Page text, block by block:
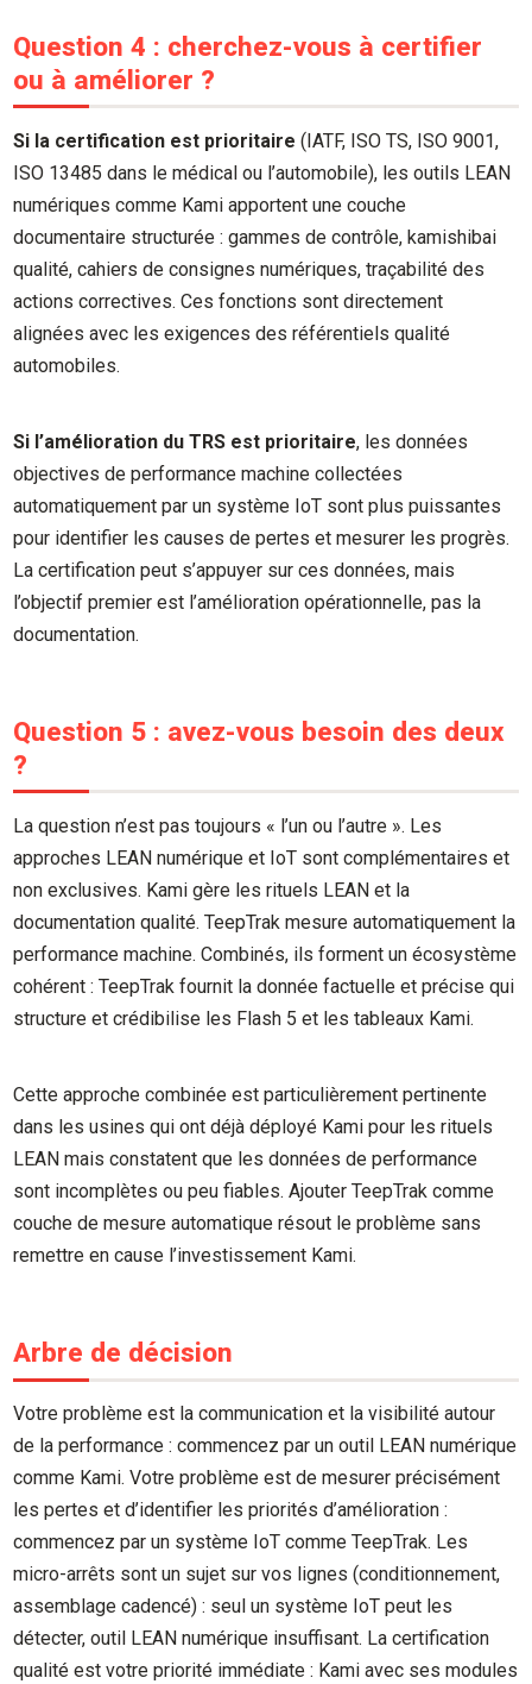
Question 4 : cherchez-vous à certifier
ou à améliorer ?
Si la certification est prioritaire (IATF, ISO TS, ISO 9001,
ISO 13485 dans le médical ou l’automobile), les outils LEAN
numériques comme Kami apportent une couche
documentaire structurée : gammes de contrôle, kamishibai
qualité, cahiers de consignes numériques, traçabilité des
actions correctives. Ces fonctions sont directement
alignées avec les exigences des référentiels qualité
automobiles.
Si l’amélioration du TRS est prioritaire, les données
objectives de performance machine collectées
automatiquement par un système IoT sont plus puissantes
pour identifier les causes de pertes et mesurer les progrès.
La certification peut s’appuyer sur ces données, mais
l’objectif premier est l’amélioration opérationnelle, pas la
documentation.
Question 5 : avez-vous besoin des deux
?
La question n’est pas toujours « l’un ou l’autre ». Les
approches LEAN numérique et IoT sont complémentaires et
non exclusives. Kami gère les rituels LEAN et la
documentation qualité. TeepTrak mesure automatiquement la
performance machine. Combinés, ils forment un écosystème
cohérent : TeepTrak fournit la donnée factuelle et précise qui
structure et crédibilise les Flash 5 et les tableaux Kami.
Cette approche combinée est particulièrement pertinente
dans les usines qui ont déjà déployé Kami pour les rituels
LEAN mais constatent que les données de performance
sont incomplètes ou peu fiables. Ajouter TeepTrak comme
couche de mesure automatique résout le problème sans
remettre en cause l’investissement Kami.
Arbre de décision
Votre problème est la communication et la visibilité autour
de la performance : commencez par un outil LEAN numérique
comme Kami. Votre problème est de mesurer précisément
les pertes et d’identifier les priorités d’amélioration :
commencez par un système IoT comme TeepTrak. Les
micro-arrêts sont un sujet sur vos lignes (conditionnement,
assemblage cadencé) : seul un système IoT peut les
détecter, outil LEAN numérique insuffisant. La certification
qualité est votre priorité immédiate : Kami avec ses modules